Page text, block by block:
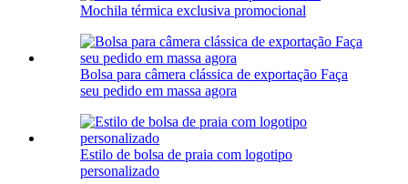
Mochila térmica exclusiva promocional
Bolsa para câmera clássica de exportação Faça
seu pedido em massa agora
Estilo de bolsa de praia com logotipo
personalizado